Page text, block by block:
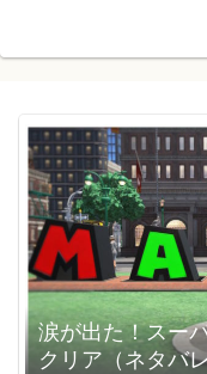
涙が出た！スー
クリア（ネタバ